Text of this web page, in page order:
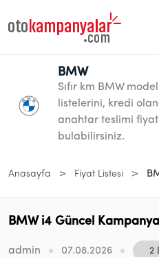
BMW
Sıfır km BMW
listelerini, kredi
anahtar teslimi
bulabilirsiniz.
Anasayfa > Fiyat Listesi >
BMW i4 Güncel
admin 07.08.2026 2